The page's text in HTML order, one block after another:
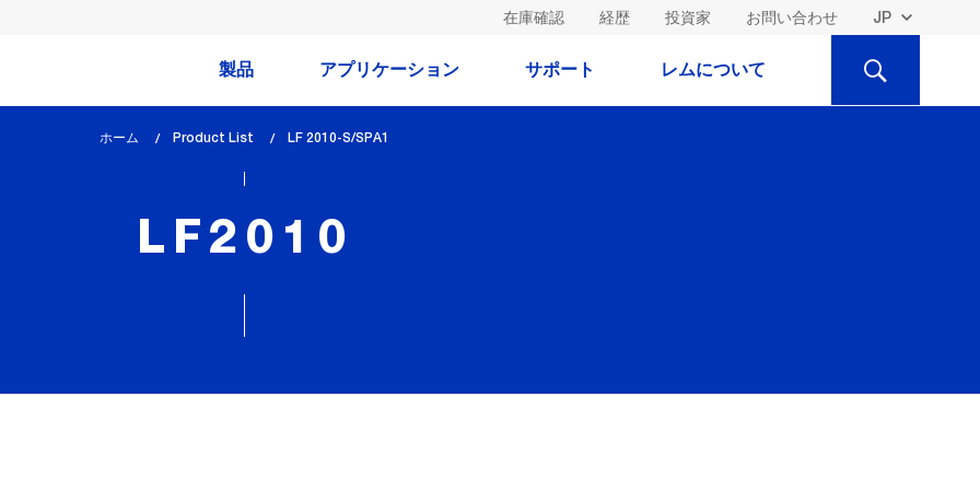
在庫確認 経歴 投資家 お問い合わせ
製品 アプリケーション サポート レムについて
検
ホーム Product List
lem_current_page
LF 2010-S/SPA1
LF2010